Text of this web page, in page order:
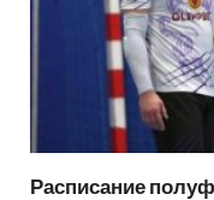
Расписание